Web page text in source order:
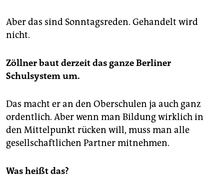
Aber das sind Sonntagsreden. Gehandelt wird
nicht.
Zöllner baut derzeit das ganze Berliner
Schulsystem um.
Das macht er an den Oberschulen ja auch ganz
ordentlich. Aber wenn man Bildung wirklich in
den Mittelpunkt rücken will, muss man alle
gesellschaftlichen Partner mitnehmen.
Was heißt das?